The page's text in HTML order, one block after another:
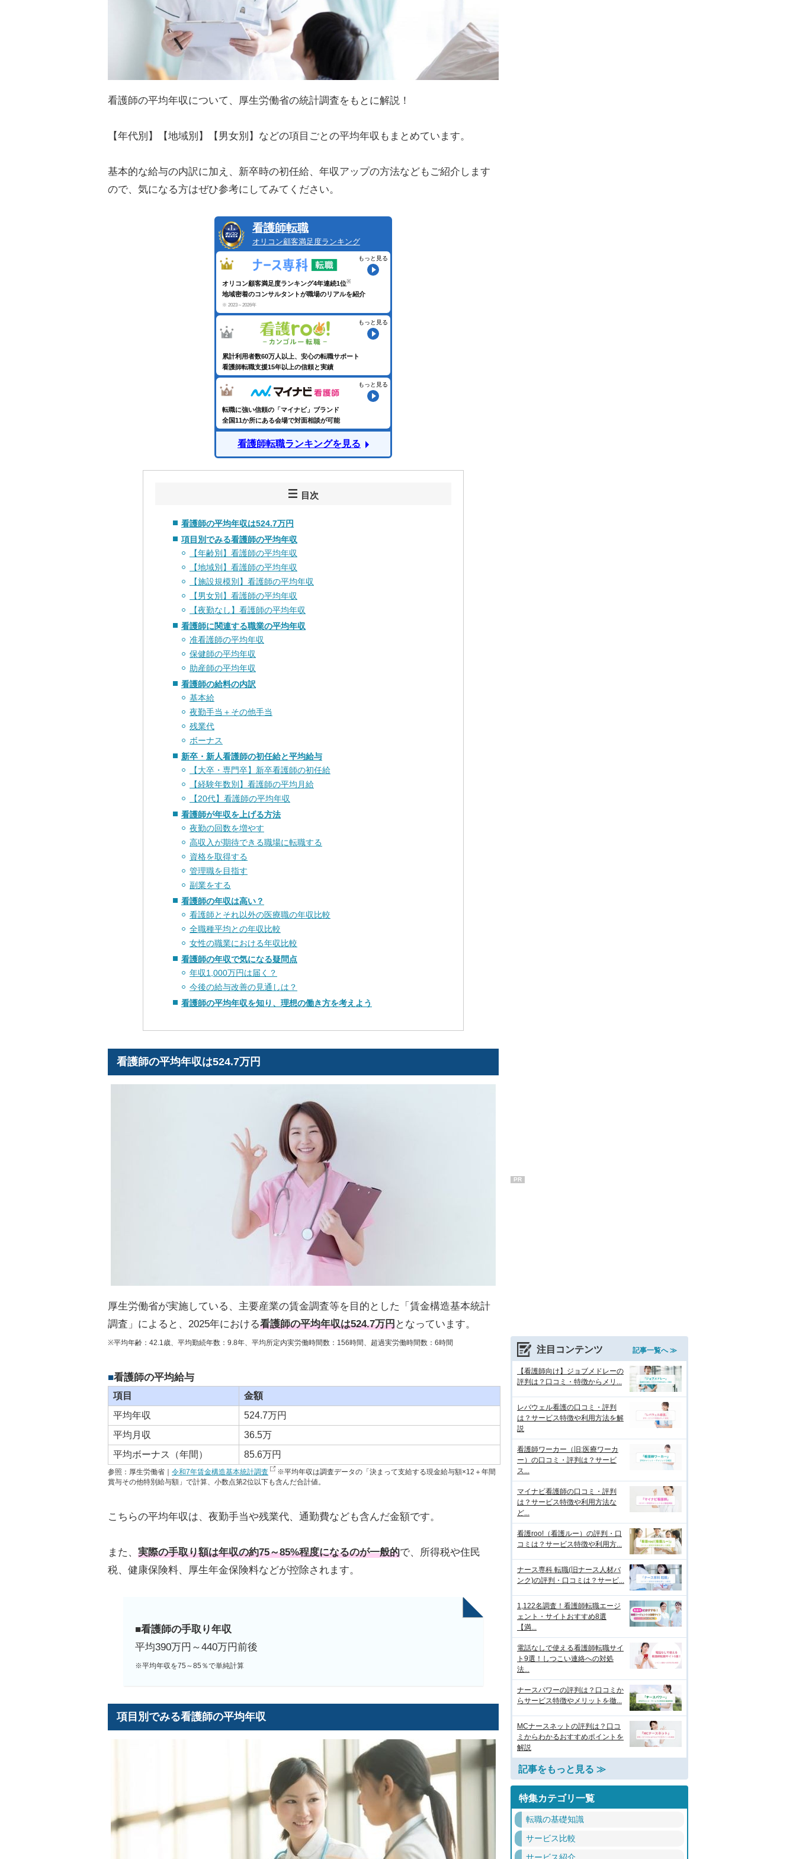
看護師の平均年収について、厚生労働省の統計調査をもとに解説！
【年代別】【地域別】【男女別】などの項目ごとの平均年収もまとめています。
基本的な給与の内訳に加え、新卒時の初任給、年収アップの方法などもご紹介します
ので、気になる方はぜひ参考にしてみてください。
看護師転職
オリコン顧客満足度ランキング
もっと見る
オリコン顧客満足度ランキング4年連続1位
地域密着のコンサルタントが職場のリアルを紹介
※ 2023～2026年
もっと見る
累計利用者数60万人以上、安心の転職サポート
看護師転職支援15年以上の信頼と実績
もっと見る
転職に強い信頼の「マイナビ」ブランド
全国11か所にある会場で対面相談が可能
看護師転職ランキングを見る
目次
看護師の平均年収は524.7万円
項目別でみる看護師の平均年収
【年齢別】看護師の平均年収
【地域別】看護師の平均年収
【施設規模別】看護師の平均年収
【男女別】看護師の平均年収
【夜勤なし】看護師の平均年収
看護師に関連する職業の平均年収
准看護師の平均年収
保健師の平均年収
助産師の平均年収
看護師の給料の内訳
基本給
夜勤手当＋その他手当
残業代
ボーナス
新卒・新人看護師の初任給と平均給与
【大卒・専門卒】新卒看護師の初任給
【経験年数別】看護師の平均月給
【20代】看護師の平均年収
看護師が年収を上げる方法
夜勤の回数を増やす
高収入が期待できる職場に転職する
資格を取得する
管理職を目指す
副業をする
看護師の年収は高い？
看護師とそれ以外の医療職の年収比較
全職種平均との年収比較
女性の職業における年収比較
看護師の年収で気になる疑問点
年収1,000万円は届く？
今後の給与改善の見通しは？
看護師の平均年収を知り、理想の働き方を考えよう
看護師の平均年収は524.7万円
厚生労働省が実施している、主要産業の賃金調査等を目的とした「賃金構造基本統計
調査」によると、2025年における看護師の平均年収は524.7万円となっています。
※平均年齢：42.1歳、平均勤続年数：9.8年、平均所定内実労働時間数：156時間、超過実労働時間数：6時間
看護師の平均給与
項目
金額
平均年収
524.7万円
平均月収
36.5万
平均ボーナス（年間）
85.6万円
参照：厚生労働省｜ 令和7年賃金構造基本統計調査
※平均年収は調査データの「決まって支給する現金給与額×12＋年間
賞与その他特別給与額」で計算、小数点第2位以下も含んだ合計値。
こちらの平均年収は、夜勤手当や残業代、通勤費なども含んだ金額です。
また、 実際の手取り額は年収の約75～85%程度になるのが一般的で、所得税や住民
税、健康保険料、厚生年金保険料などが控除されます。
■看護師の手取り年収
平均390万円～440万円前後
※平均年収を75～85％で単純計算
項目別でみる看護師の平均年収
PR
注目コンテンツ 記事一覧へ ≫
【看護師向け】ジョブメドレーの
評判は？口コミ・特徴からメリ...
レバウェル看護の口コミ・評判
は？サービス特徴や利用方法を解
説
看護師ワーカー（旧:医療ワーカ
ー）の口コミ・評判は？サービ
ス...
マイナビ看護師の口コミ・評判
は？サービス特徴や利用方法な
ど...
看護roo!（看護ルー）の評判・口
コミは？サービス特徴や利用方...
ナース専科 転職(旧ナース人材バ
ンク)の評判・口コミは？サービ...
1,122名調査！看護師転職エージ
ェント・サイトおすすめ8選
【満...
電話なしで使える看護師転職サイ
ト9選！しつこい連絡への対処
法...
ナースパワーの評判は？口コミか
らサービス特徴やメリットを徹...
MCナースネットの評判は？口コ
ミからわかるおすすめポイントを
解説
記事をもっと見る ≫
特集カテゴリ一覧
転職の基礎知識
サービス比較